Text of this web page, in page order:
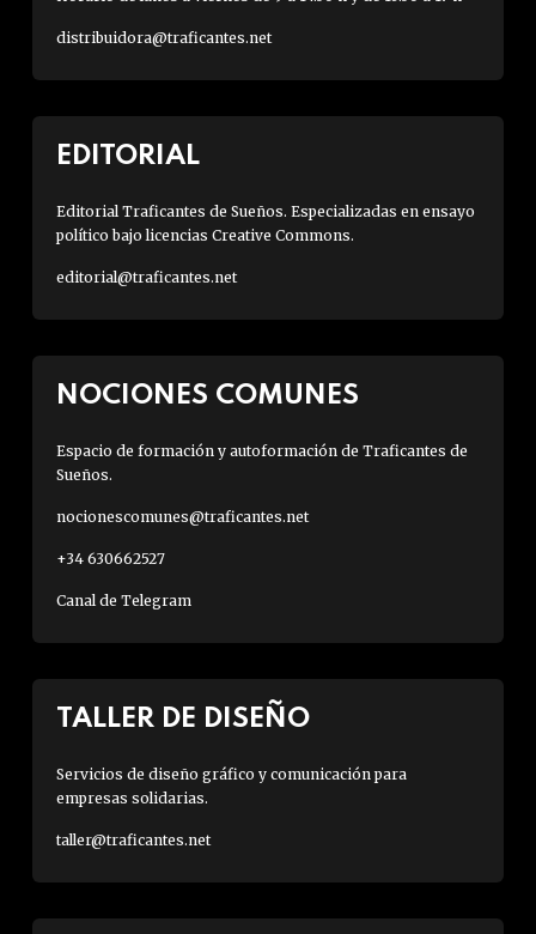
distribuidora@traficantes.net
EDITORIAL
Editorial Traficantes de Sueños. Especializadas en ensayo
político bajo licencias Creative Commons.
editorial@traficantes.net
NOCIONES COMUNES
Espacio de formación y autoformación de Traficantes de
Sueños.
nocionescomunes@traficantes.net
+34 630662527
Canal de Telegram
TALLER DE DISEÑO
Servicios de diseño gráfico y comunicación para
empresas solidarias.
taller@traficantes.net